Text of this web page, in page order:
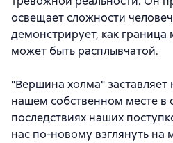
освещает сложности
демонстрирует, как
может быть расплывчатой.
"Вершина холма" заставляет
нашем собственном месте в
последствиях наших
нас по-новому взглянуть на